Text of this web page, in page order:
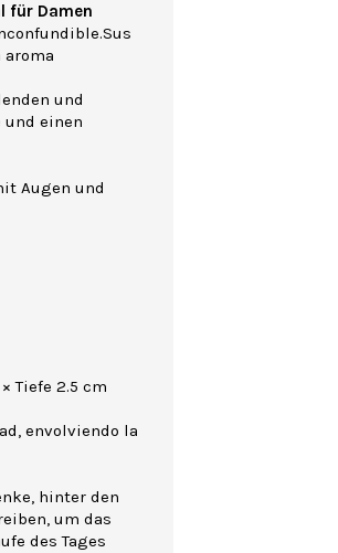
für Damen
aroma
und
einen
Augen und
Tiefe 2.5 cm
envolviendo la
hinter den
um das
des Tages